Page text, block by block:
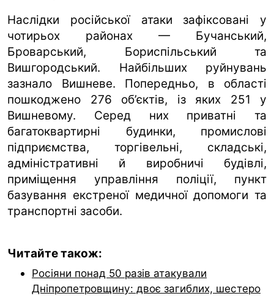
Наслідки російської атаки зафіксовані у
чотирьох районах — Бучанський,
Броварський, Бориспільський та
Вишгородський. Найбільших руйнувань
зазнало Вишневе. Попередньо, в області
пошкоджено 276 об’єктів, із яких 251 у
Вишневому. Серед них приватні та
багатоквартирні будинки, промислові
підприємства, торгівельні, складські,
адміністративні й виробничі будівлі,
приміщення управління поліції, пункт
базування екстреної медичної допомоги та
транспортні засоби.
Читайте також:
Росіяни понад 50 разів атакували
Дніпропетровщину: двоє загиблих, шестеро